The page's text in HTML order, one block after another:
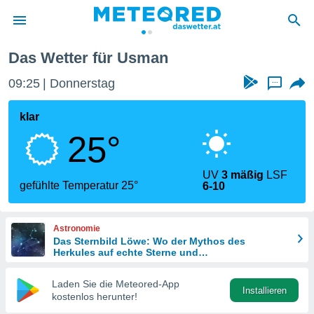
wurde
dass
sind.
diese
Das Wetter für Usman
09:25 Donnerstag ...
klar
25°
gefühlte Temperatur 25°
UV3 mäßig LSF
6-10
Astronomie
Das Sternbild Löwe: Wo der Mythos des
Herkules auf echte Sterne und
Laden Sie die Meteored-App
kostenlos herunter!
Installieren